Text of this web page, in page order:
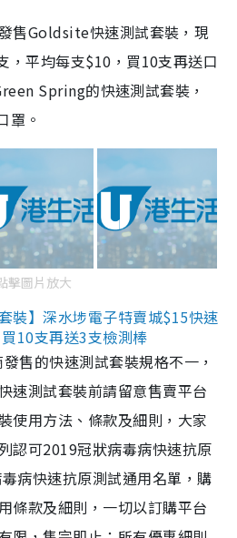
售Goldsite快速測試套裝，現
，平均每支$10，買10支再送口
Spring的快速測試套裝，
罩。
擊圖片放大
裝】深水埗電子特賣城$15快速
10支再送3支檢測棒
售的快速測試套裝規格不一，
速測試套裝前請留意售賣平台
使用方法、條款及細則，大家
認可2019冠狀病毒病快速抗原
病快速抗原測試通用名單，購
條款及細則，一切以訂購平台